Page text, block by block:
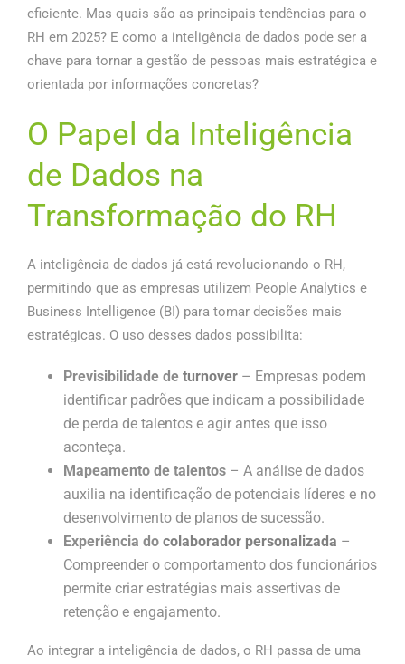
eficiente. Mas quais são as principais tendências para o
RH em 2025? E como a inteligência de dados pode ser a
chave para tornar a gestão de pessoas mais estratégica e
orientada por informações concretas?
O Papel da Inteligência
de Dados na
Transformação do RH
A inteligência de dados já está revolucionando o RH,
permitindo que as empresas utilizem People Analytics e
Business Intelligence (BI) para tomar decisões mais
estratégicas. O uso desses dados possibilita:
Previsibilidade de turnover – Empresas podem
identificar padrões que indicam a possibilidade
de perda de talentos e agir antes que isso
aconteça.
Mapeamento de talentos – A análise de dados
auxilia na identificação de potenciais líderes e no
desenvolvimento de planos de sucessão.
Experiência do colaborador personalizada –
Compreender o comportamento dos funcionários
permite criar estratégias mais assertivas de
retenção e engajamento.
Ao integrar a inteligência de dados, o RH passa de uma